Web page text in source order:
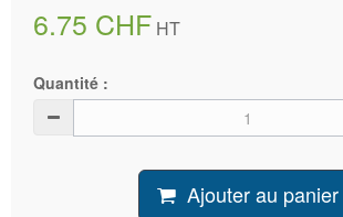
6.75 CHF HT
Quantité :
Ajouter au panier